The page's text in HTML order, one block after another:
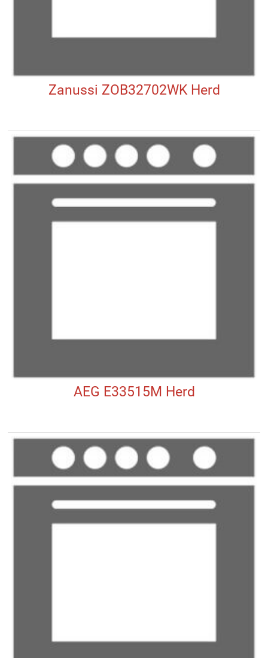
Zanussi ZOB32702WK Herd
AEG E33515M Herd